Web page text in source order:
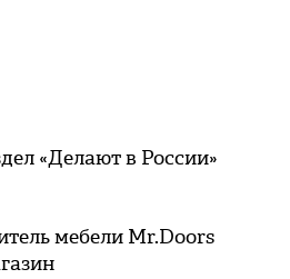
«Делают в России»
мебели Mr.Doors